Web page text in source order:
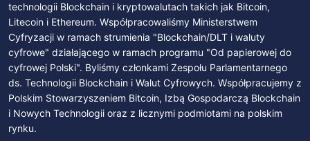
technologii Blockchain i kryptowalutach takich jak Bitcoin,
Litecoin i Ethereum. Współpracowaliśmy Ministerstwem
Cyfryzacji w ramach strumienia "Blockchain/DLT i waluty
cyfrowe" działającego w ramach programu "Od papierowej do
cyfrowej Polski". Byliśmy członkami Zespołu Parlamentarnego
ds. Technologii Blockchain i Walut Cyfrowych. Współpracujemy z
Polskim Stowarzyszeniem Bitcoin, Izbą Gospodarczą Blockchain
i Nowych Technologii oraz z licznymi podmiotami na polskim
rynku.